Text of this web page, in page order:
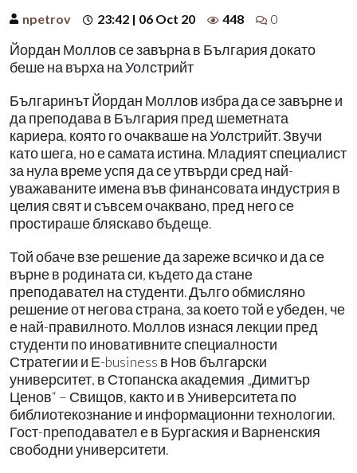
npetrov 23:42 | 06 Oct 20 448 0
Йордан Моллов се завърна в България докато
беше на върха на Уолстрийт
Българинът Йордан Моллов избра да се завърне и
да преподава в България пред шеметната
кариера, която го очакваше на Уолстрийт. Звучи
като шега, но е самата истина. Младият специалист
за нула време успя да се утвърди сред най-
уважаваните имена във финансовата индустрия в
целия свят и съвсем очаквано, пред него се
простираше бляскаво бъдеще.
Той обаче взе решение да зареже всичко и да се
върне в родината си, където да стане
преподавател на студенти. Дълго обмисляно
решение от негова страна, за което той е убеден, че
е най-правилното. Моллов изнася лекции пред
студенти по иновативните специалности
Стратегии и Е-business в Нов български
университет, в Стопанска академия „Димитър
Ценов“ – Свищов, както и в Университета по
библиотекознание и информационни технологии.
Гост-преподавател е в Бургаския и Варненския
свободни университети.